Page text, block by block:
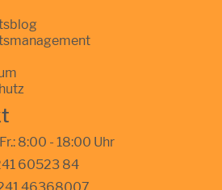
8:00 - 18:00 Uhr
60523 84